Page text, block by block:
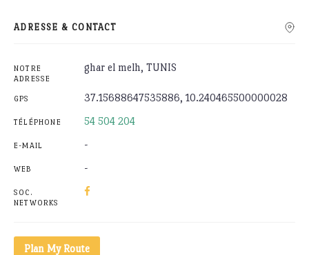
ADRESSE & CONTACT
NOTRE
ADRESSE
ghar el melh, TUNIS
GPS 37.15688647535886, 10.240465500000028
TÉLÉPHONE 54 504 204
E-MAIL -
WEB -
SOC.
NETWORKS
Plan My Route